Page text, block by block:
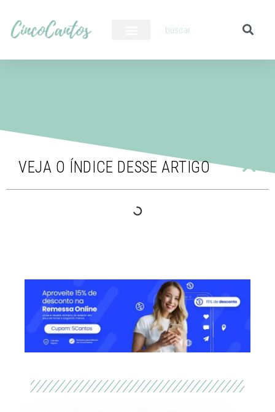
VEJA O ÍNDICE DESSE ARTIGO